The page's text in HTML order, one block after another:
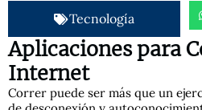
Tecnología
Aplicaciones para
Internet
Correr puede ser más que un